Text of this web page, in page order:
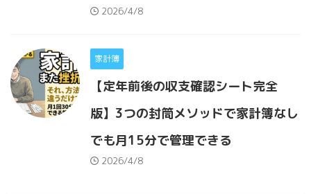
2026/4/8
家計簿
【定年前後の収支確認シート完全
版】3つの封筒メソッドで家計簿なし
でも月15分で管理できる
2026/4/8